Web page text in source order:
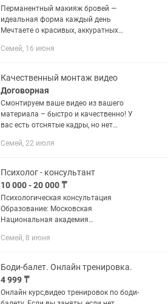
Перманентный макияж бровей —
идеальная форма каждый день
Мечтаете о красивых, аккуратных
Перманентный макияж бровей — это
✔ Подбор...
Семей, 16 июня
Качественный монтаж видео
Договорная
Смонтируем ваше видео из вашего
материала – быстро и качественно! У
вас есть отснятые кадры, но нет
из них крутой ролик? Мы поможем! ✅
Семей, 22 июля
Психолог - консультант
10 000 - 20 000 ₸
Психологическая консультация
Образование: Московская
Национальная академия
образования Помощь в трудных
травмирующие...
Семей, 8 июня
Боди-балет. Онлайн тренировка.
4 999 ₸
Онлайн курс,видео тренировок по боди-